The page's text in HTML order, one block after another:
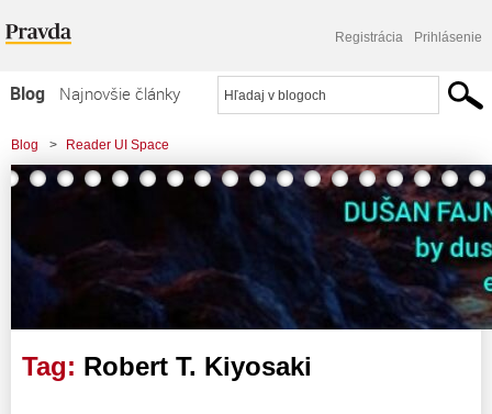
Registrácia Prihlásenie
Blog
Najnovšie články
Najčítanejšie články
Najkomentovanejšie články
Komerčné blogy
Blog > Reader UI Space
Tag: Robert T. Kiyosaki